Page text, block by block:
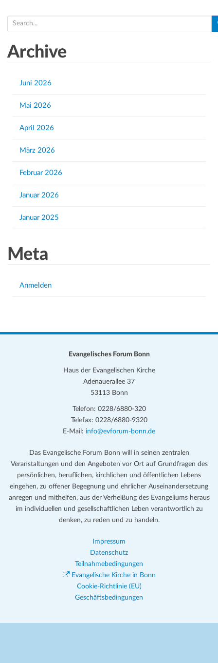
e
rArchive
Juni 2026
Mai 2026
April 2026
März 2026
Februar 2026
Januar 2026
Januar 2025
Meta
Anmelden
Evangelisches Forum Bonn
Haus der Evangelischen Kirche
Adenauerallee 37
53113 Bonn
Telefon: 0228/6880-320
Telefax: 0228/6880-9320
E-Mail: info@evforum-bonn.de
Das Evangelische Forum Bonn will in seinen zentralen
Veranstaltungen und den Angeboten vor Ort auf Grundfragen des
persönlichen, beruflichen, kirchlichen und öffentlichen Lebens
eingehen, zu offener Begegnung und ehrlicher Auseinandersetzung
anregen und mithelfen, aus der Verheißung des Evangeliums heraus
im individuellen und gesellschaftlichen Leben verantwortlich zu
denken, zu reden und zu handeln.
Impressum
Datenschutz
Teilnahmebedingungen
Evangelische Kirche in Bonn
Cookie-Richtlinie (EU)
Geschäftsbedingungen